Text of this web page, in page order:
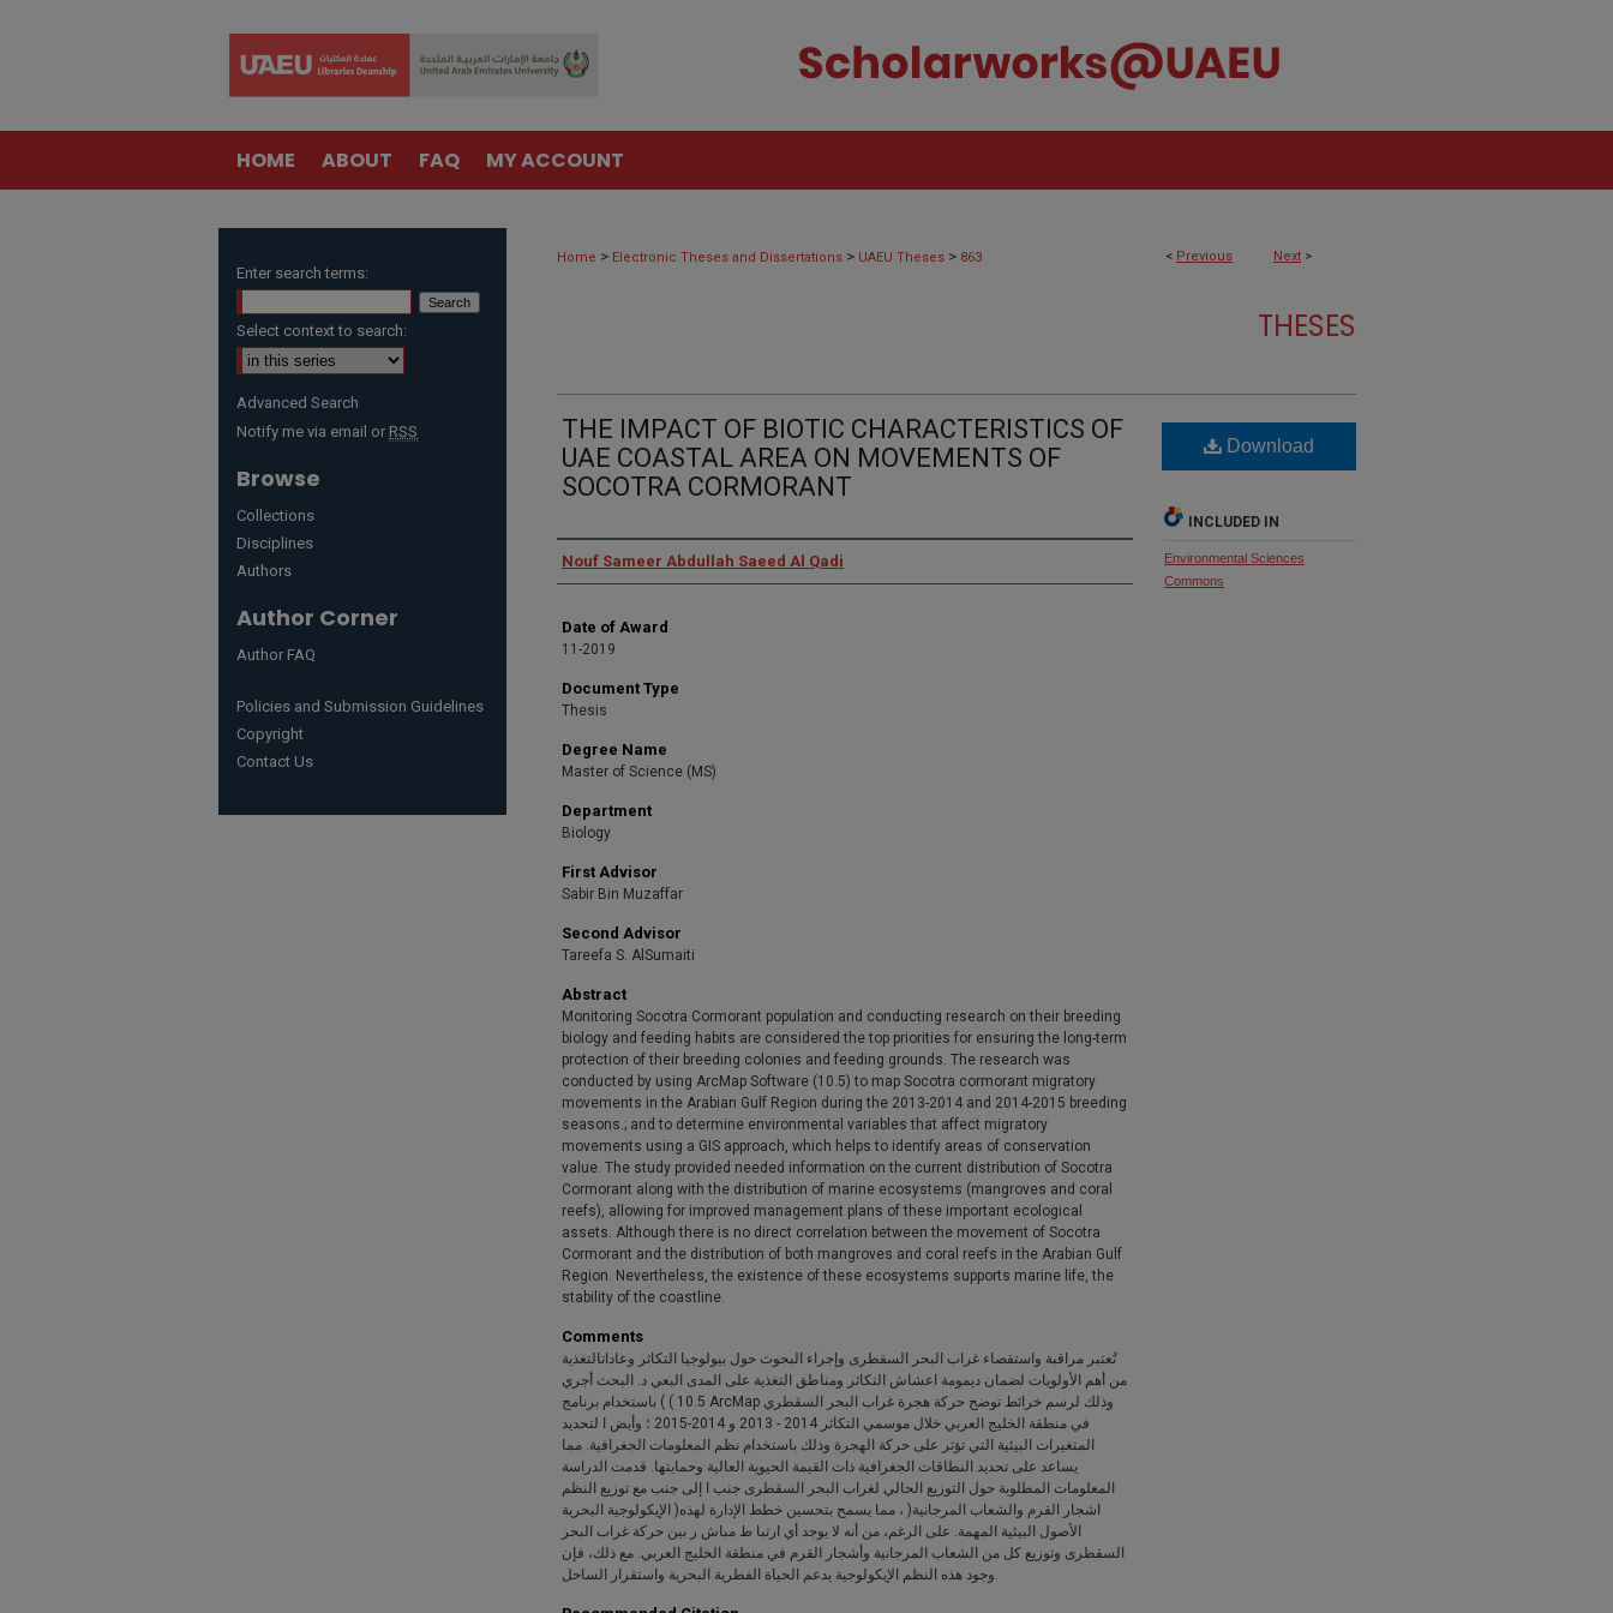
HOME ABOUT FAQ MY ACCOUNT
< Previous Next >
Home > Electronic Theses and Dissertations > UAEU Theses > 863
THESES
THE IMPACT OF BIOTIC CHARACTERISTICS OF
UAE COASTAL AREA ON MOVEMENTS OF
SOCOTRA CORMORANT
Author
Nouf Sameer Abdullah Saeed Al Qadi
Date of Award
11-2019
Document Type
Thesis
Degree Name
Master of Science (MS)
Department
Biology
First Advisor
Sabir Bin Muzaffar
Second Advisor
Tareefa S. AlSumaiti
Abstract
Monitoring Socotra Cormorant population and conducting research on their breeding
biology and feeding habits are considered the top priorities for ensuring the long-term
protection of their breeding colonies and feeding grounds. The research was
conducted by using ArcMap Software (10.5) to map Socotra cormorant migratory
movements in the Arabian Gulf Region during the 2013-2014 and 2014-2015 breeding
seasons.; and to determine environmental variables that affect migratory
movements using a GIS approach, which helps to identify areas of conservation
value. The study provided needed information on the current distribution of Socotra
Cormorant along with the distribution of marine ecosystems (mangroves and coral
reefs), allowing for improved management plans of these important ecological
assets. Although there is no direct correlation between the movement of Socotra
Cormorant and the distribution of both mangroves and coral reefs in the Arabian Gulf
Region. Nevertheless, the existence of these ecosystems supports marine life, the
stability of the coastline.
Comments
تُعتبر مراقبة واستقصاء غراب البحر السقطرى وإجراء البحوث حول بيولوجيا التكاثر وعاداتالتغذية
من أهم الأولويات لضمان ديمومة اعشاش التكاثر ومناطق التغذية على المدى البعي د. البحث أجري
باستخدام برنامج ( ( 10.5 ArcMap وذلك لرسم خرائط توضح حركة هجرة غراب البحر السقطري
في منطقة الخليج العربي خلال موسمي التكاثر 2014 - 2013 و 2014-2015 ؛ وأيض ا لتحديد
المتغيرات البيئية التي تؤثر على حركة الهجرة وذلك باستخدام نظم المعلومات الجغرافية. مما
يساعد على تحديد النطاقات الجغرافية ذات القيمة الحيوية العالية وحمايتها. قدمت الدراسة
المعلومات المطلوبة حول التوزيع الحالي لغراب البحر السقطرى جنب ا إلى جنب مع توزيع النظم
الإيكولوجية البحرية )اشجار القرم والشعاب المرجانية( ، مما يسمح بتحسين خطط الإدارة لهذه
الأصول البيئية المهمة. على الرغم، من أنه لا يوجد أي ارتبا ط مباش ر بين حركة غراب البحر
السقطرى وتوزيع كل من الشعاب المرجانية وأشجار القرم في منطقة الخليج العربي. مع ذلك، فإن
وجود هذه النظم الإيكولوجية يدعم الحياة الفطرية البحرية واستقرار الساحل.
Download
INCLUDED IN
Environmental Sciences
Commons
Enter search terms:
Select context to search:
Advanced Search
Notify me via email or RSS
Browse
Collections
Disciplines
Authors
Author Corner
Author FAQ
Policies and Submission Guidelines
Copyright
Contact Us